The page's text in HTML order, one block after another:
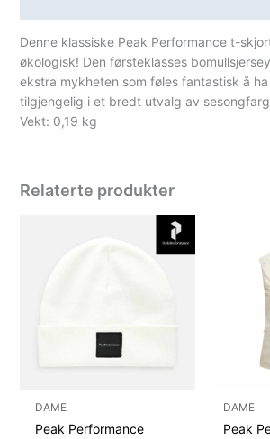
Denne klassiske Peak Performance t-
økologisk! Den førsteklasses
ekstra mykheten som føles fantastisk å
tilgjengelig i et bredt utvalg av
Vekt: 0,19 kg
Relaterte produkter
DAME
Peak Performance
DAME
Peak